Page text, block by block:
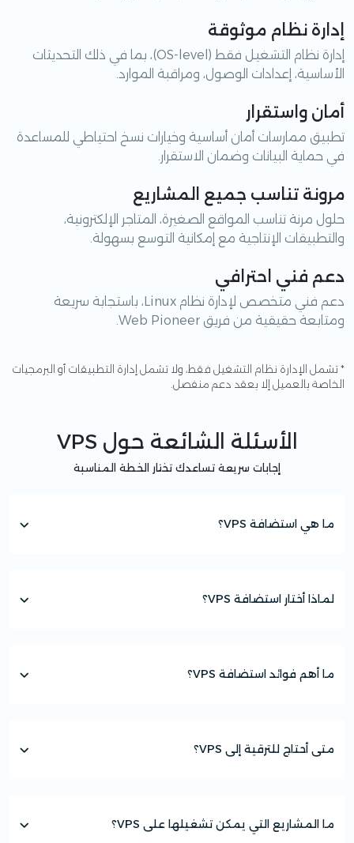
إدارة نظام موثوقة
إدارة نظام التشغيل فقط (OS-level)، بما في ذلك التحديثات
الأساسية، إعدادات الوصول، ومراقبة الموارد.
أمان واستقرار
تطبيق ممارسات أمان أساسية وخيارات نسخ احتياطي للمساعدة
في حماية البيانات وضمان الاستقرار.
مرونة تناسب جميع المشاريع
حلول مرنة تناسب المواقع الصغيرة، المتاجر الإلكترونية،
والتطبيقات الإنتاجية مع إمكانية التوسع بسهولة.
دعم فني احترافي
دعم فني متخصص لإدارة نظام Linux، باستجابة سريعة
ومتابعة حقيقية من فريق Web Pioneer.
* تشمل الإدارة نظام التشغيل فقط، ولا تشمل إدارة التطبيقات أو البرمجيات
الخاصة بالعميل إلا بعقد دعم منفصل.
الأسئلة الشائعة حول VPS
إجابات سريعة تساعدك تختار الخطة المناسبة
ما هي استضافة VPS؟
لماذا أختار استضافة VPS؟
ما أهم فوائد استضافة VPS؟
متى أحتاج للترقية إلى VPS؟
ما المشاريع التي يمكن تشغيلها على VPS؟